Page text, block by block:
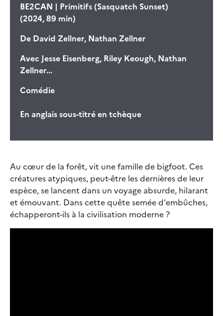
BE2CAN | Primitifs (Sasquatch Sunset)
(2024, 89 min)
De David Zellner, Nathan Zellner
Avec Jesse Eisenberg, Riley Keough, Nathan
Zellner...
Comédie
En anglais sous-titré en tchèque
Au cœur de la forêt, vit une famille de bigfoot. Ces
créatures atypiques, peut-être les dernières de leur
espèce, se lancent dans un voyage absurde, hilarant
et émouvant. Dans cette quête semée d'embûches,
échapperont-ils à la civilisation moderne ?